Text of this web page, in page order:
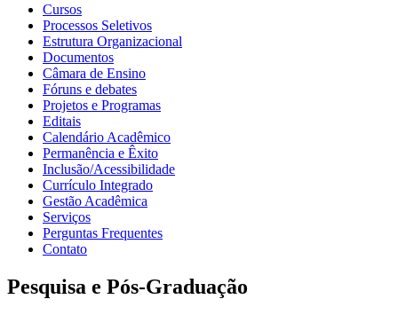
Cursos
Processos Seletivos
Estrutura Organizacional
Documentos
Câmara de Ensino
Fóruns e debates
Projetos e Programas
Editais
Calendário Acadêmico
Permanência e Êxito
Inclusão/Acessibilidade
Currículo Integrado
Gestão Acadêmica
Serviços
Perguntas Frequentes
Contato
Pesquisa e Pós-Graduação